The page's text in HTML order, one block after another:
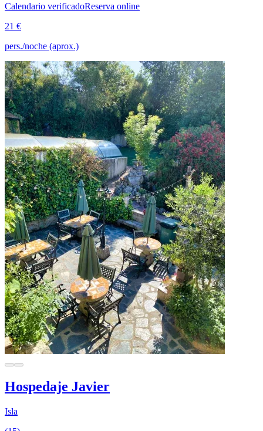
Calendario verificadoReserva online
21 €
pers./noche (aprox.)
Hospedaje Javier
Isla